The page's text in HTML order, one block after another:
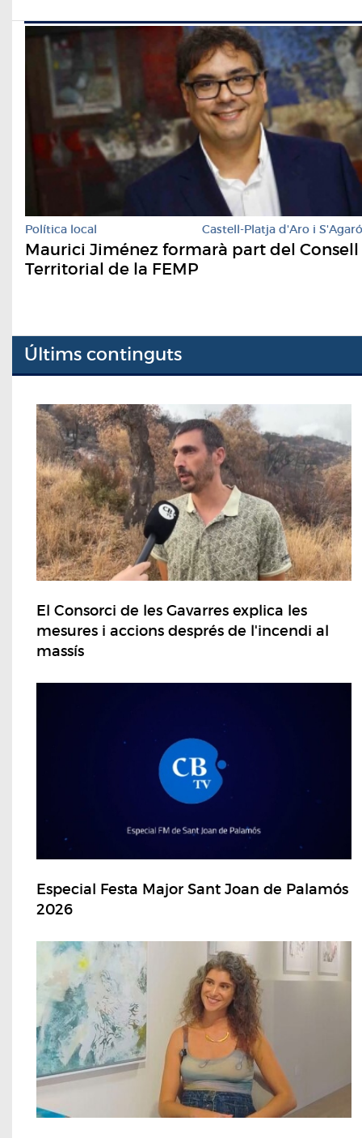
Política local Castell-Platja d'Aro i S'Agaró
Maurici Jiménez formarà part del Consell
Territorial de la FEMP
Últims continguts
El Consorci de les Gavarres explica les
mesures i accions després de l'incendi al
massís
Especial Festa Major Sant Joan de Palamós
2026